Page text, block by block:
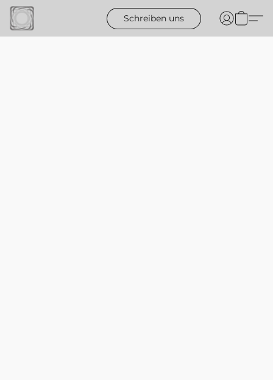
Schreiben uns